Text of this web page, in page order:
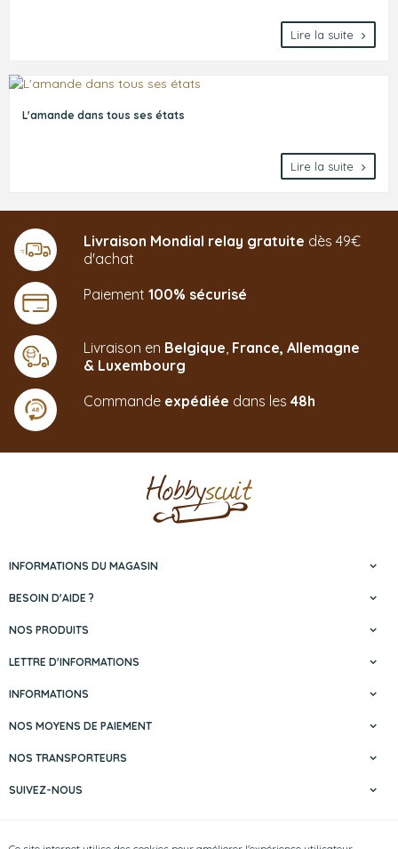
Lire la suite
L'amande dans tous ses états
Lire la suite
Livraison Mondial relay gratuite dès 49€
d'achat
Paiement 100% sécurisé
Livraison en Belgique France, Allemagne
& Luxembourg
Commande expédiée dans les 48h
INFORMATIONS DU MAGASIN
BESOIN D'AIDE ?
NOS PRODUITS
LETTRE D'INFORMATIONS
INFORMATIONS
NOS MOYENS DE PAIEMENT
NOS TRANSPORTEURS
SUIVEZ-NOUS
Hobbyscuit | N° d'entreprise : 0429.356.147